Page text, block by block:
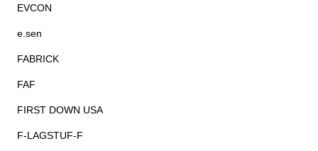
EVCON
e.sen
FABRICK
FAF
FIRST DOWN USA
F-LAGSTUF-F